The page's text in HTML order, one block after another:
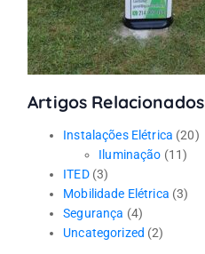
Artigos Relacionados
Instalações Elétrica (20)
Iluminação (11)
ITED(3)
Mobilidade Elétrica (3)
Segurança (4)
Uncategorized (2)